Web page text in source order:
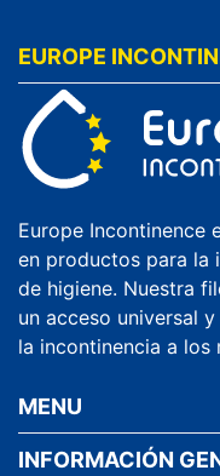
EUROPE
Europe Incontinence
en productos para la
de higiene. Nuestra
un acceso universal
la incontinencia a los
MENU
INFORMACIÓN